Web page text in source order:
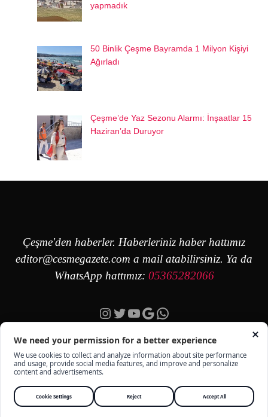
yapmadık
50 Binlik Çeşme Bayramda 1 Milyon Kişiyi
Ağırladı
Çeşme’de Yaz Sezonu Alarmı: İnşaatlar 15
Haziran’da Duruyor
Çeşme'den haberler. Haberleriniz haber hattımız
editor@cesmegazete.com a mail atabilirsiniz. Ya da
WhatsApp hattımız: 05365282066
Instagram
Twitter
YouTube
Google
https://wa.me/
ÇEŞME GAZETE - TÜM HAKKI SAKLIDIR - KÜNYE